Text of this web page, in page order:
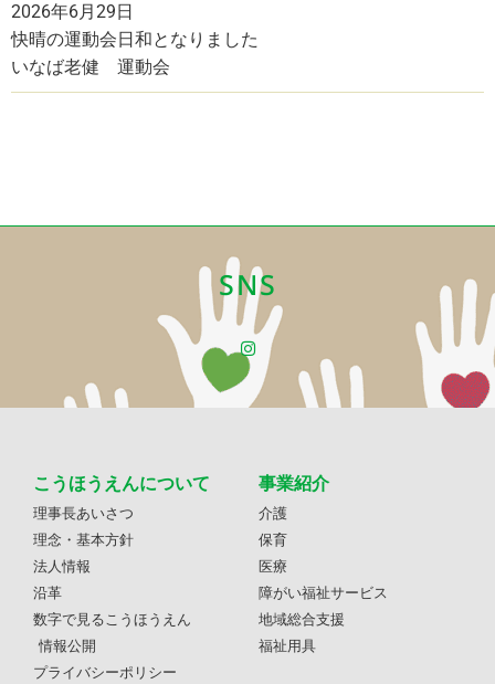
2026年6月29日
快晴の運動会日和となりました
いなば老健 運動会
SNS
こうほうえんについて
理事長あいさつ
理念・基本方針
法人情報
沿革
数字で見るこうほうえん
情報公開
プライバシーポリシー
事業紹介
介護
保育
医療
障がい福祉サービス
地域総合支援
福祉用具